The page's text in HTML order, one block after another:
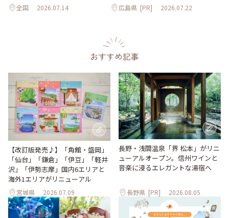
全国 2026.07.14 広島県 [PR] 2026.07.22
おすすめ記事
【改訂版発売♪】「角館・盛岡」
「仙台」「鎌倉」「伊豆」「軽井
沢」「伊勢志摩」国内6エリアと
海外1エリアがリニューアル
宮城県 2026.07.09
長野・浅間温泉「界 松本」がリニ
ューアルオープン。信州ワインと
音楽に浸るエレガントな湯宿へ
長野県 [PR] 2026.08.05